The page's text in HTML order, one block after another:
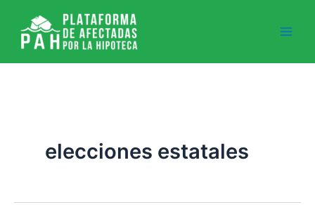
contenido
elecciones estatales